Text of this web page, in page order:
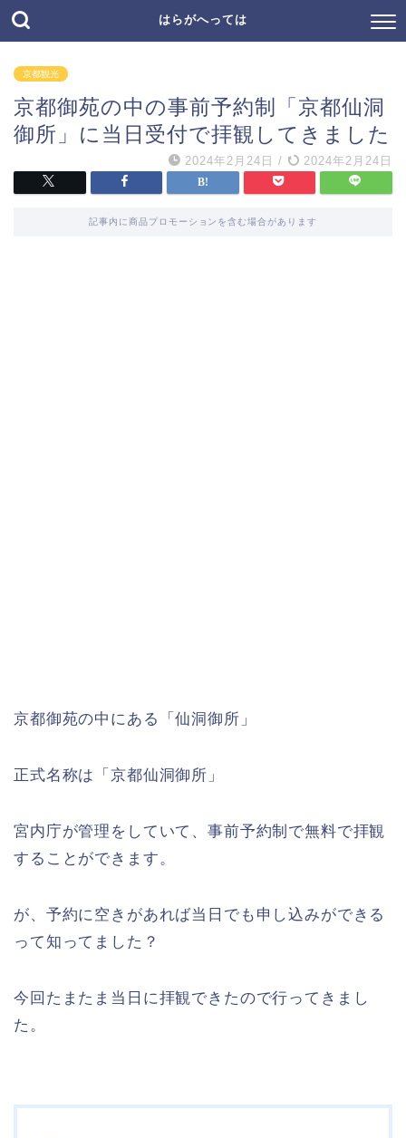
はらがへっては
京都観光
京都御苑の中の事前予約制「京都仙洞
御所」に当日受付で拝観してきました
2024年2月24日 / 2024年2月24日
記事内に商品プロモーションを含む場合があります
京都御苑の中にある「仙洞御所」
正式名称は「京都仙洞御所」
宮内庁が管理をしていて、事前予約制で無料で拝観
することができます。
が、予約に空きがあれば当日でも申し込みができる
って知ってました？
今回たまたま当日に拝観できたので行ってきまし
た。